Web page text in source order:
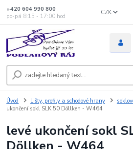
CZK
+420 604 990 800
po-pá 8:15 - 17:00 hod
Úvod Lišty, profily a schodové hrany
ukončení sokl SLK 50 Döllken - W464
levé ukončení sokl